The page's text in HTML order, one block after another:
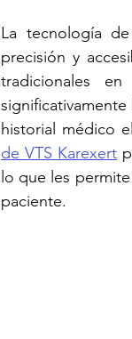
La tecnología
precisión y
tradicionales
historial médico
de VTS Karexert
lo que les
paciente.